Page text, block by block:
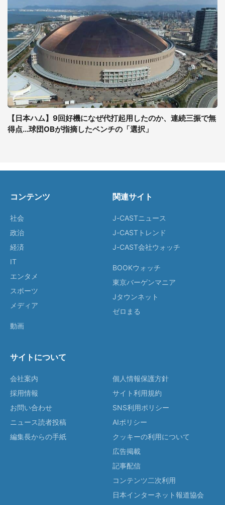
【日本ハム】9回好機になぜ代打起用したのか、連続三振で無
得点...球団OBが指摘したベンチの「選択」
コンテンツ
社会
政治
経済
IT
エンタメ
スポーツ
メディア
動画
関連サイト
J-CASTニュース
J-CASTトレンド
J-CAST会社ウォッチ
BOOKウォッチ
東京バーゲンマニア
Jタウンネット
ゼロまる
サイトについて
会社案内
採用情報
お問い合わせ
ニュース読者投稿
編集長からの手紙
個人情報保護方針
サイト利用規約
SNS利用ポリシー
AIポリシー
クッキーの利用について
広告掲載
記事配信
コンテンツ二次利用
日本インターネット報道協会